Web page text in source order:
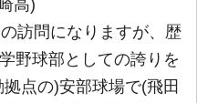
高)
訪問になりますが、歴
野球部としての誇りを
点の)安部球場で(飛田